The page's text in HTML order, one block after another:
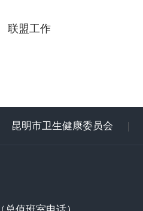
联盟工作
昆明市卫生健康委员会 |